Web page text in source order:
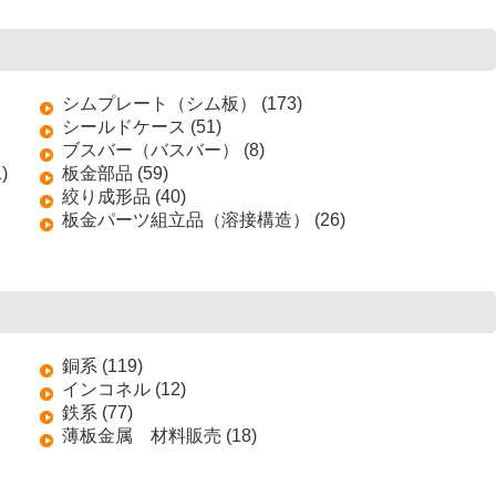
シムプレート（シム板） (173)
シールドケース (51)
ブスバー（バスバー） (8)
板金部品 (59)
絞り成形品 (40)
板金パーツ組立品（溶接構造） (26)
銅系 (119)
インコネル (12)
鉄系 (77)
薄板金属 材料販売 (18)